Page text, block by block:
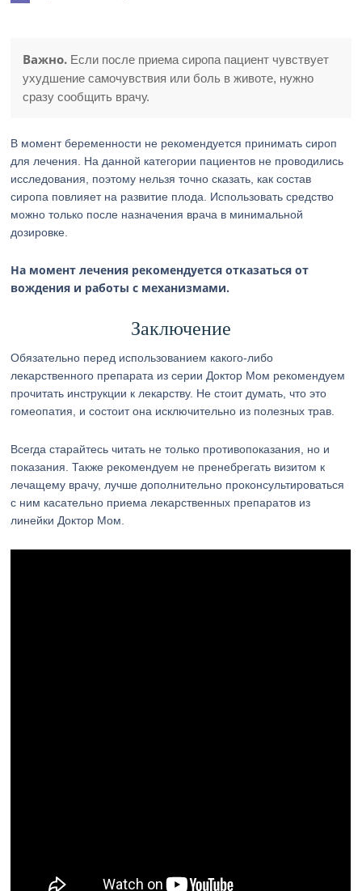
Важно. Если после приема сиропа пациент чувствует
ухудшение самочувствия или боль в животе, нужно
сразу сообщить врачу.
В момент беременности не рекомендуется принимать сироп
для лечения. На данной категории пациентов не проводились
исследования, поэтому нельзя точно сказать, как состав
сиропа повлияет на развитие плода. Использовать средство
можно только после назначения врача в минимальной
дозировке.
На момент лечения рекомендуется отказаться от
вождения и работы с механизмами.
Заключение
Обязательно перед использованием какого-либо
лекарственного препарата из серии Доктор Мом рекомендуем
прочитать инструкции к лекарству. Не стоит думать, что это
гомеопатия, и состоит она исключительно из полезных трав.
Всегда старайтесь читать не только противопоказания, но и
показания. Также рекомендуем не пренебрегать визитом к
лечащему врачу, лучше дополнительно проконсультироваться
с ним касательно приема лекарственных препаратов из
линейки Доктор Мом.